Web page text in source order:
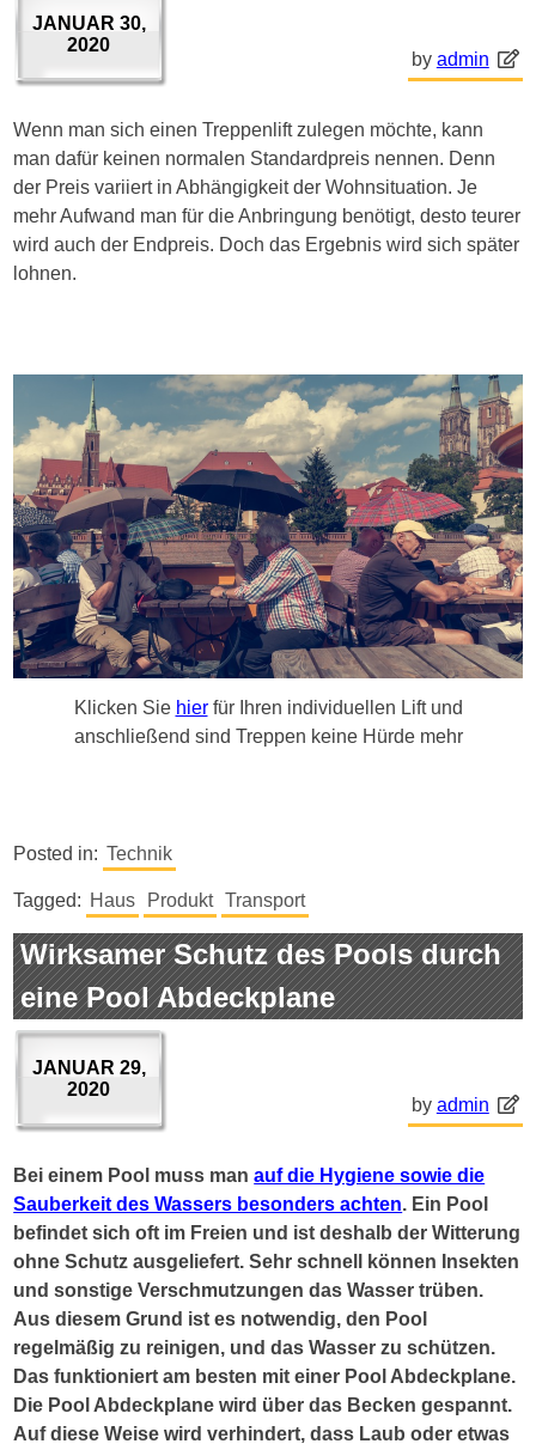
JANUAR 30,
2020
by admin
Wenn man sich einen Treppenlift zulegen möchte, kann
man dafür keinen normalen Standardpreis nennen. Denn
der Preis variiert in Abhängigkeit der Wohnsituation. Je
mehr Aufwand man für die Anbringung benötigt, desto teurer
wird auch der Endpreis. Doch das Ergebnis wird sich später
lohnen.
Klicken Sie hierfür Ihren individuellen Lift und
anschließend sind Treppen keine Hürde mehr
Posted in: Technik
Tagged: Haus Produkt Transport
Wirksamer Schutz des Pools durch
eine Pool Abdeckplane
JANUAR 29,
2020
by admin
Bei einem Pool muss manauf die Hygiene sowie die
Sauberkeit des Wassers besonders achten. Ein Pool
befindet sich oft im Freien und ist deshalb der Witterung
ohne Schutz ausgeliefert. Sehr schnell können Insekten
und sonstige Verschmutzungen das Wasser trüben.
Aus diesem Grund ist es notwendig, den Pool
regelmäßig zu reinigen, und das Wasser zu schützen.
Das funktioniert am besten mit einer Pool Abdeckplane.
Die Pool Abdeckplane wird über das Becken gespannt.
Auf diese Weise wird verhindert, dass Laub oder etwas